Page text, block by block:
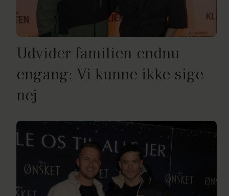
Udvider familien endnu
engang: Vi kunne ikke sige
nej